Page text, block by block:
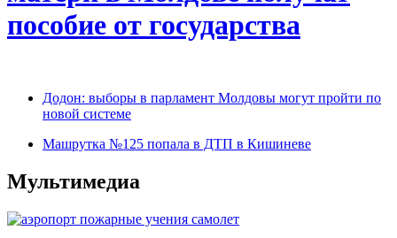
пособие от государства
Додон: выборы в парламент Молдовы могут пройти по
новой системе
Машрутка №125 попала в ДТП в Кишиневе
Мультимедиа